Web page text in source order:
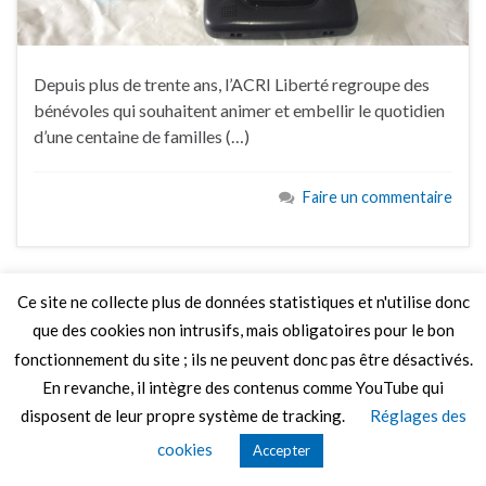
Depuis plus de trente ans, l’ACRI Liberté regroupe des
bénévoles qui souhaitent animer et embellir le quotidien
d’une centaine de familles (…)
Faire un commentaire
© 2026 Le Mag de MO5.COM.
Construit avec
parThèmes Graphene
Ce site ne collecte plus de données statistiques et n'utilise donc
que des cookies non intrusifs, mais obligatoires pour le bon
fonctionnement du site ; ils ne peuvent donc pas être désactivés.
En revanche, il intègre des contenus comme YouTube qui
disposent de leur propre système de tracking.
Réglages des
cookies
Accepter